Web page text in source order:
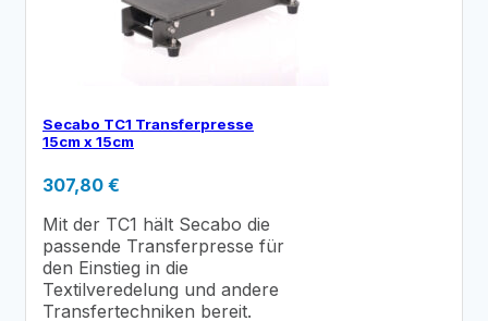
Secabo TC1 Transferpresse
15cm x 15cm
307,80 €
Mit der TC1 hält Secabo die
passende Transferpresse für
den Einstieg in die
Textilveredelung und andere
Transfertechniken bereit.